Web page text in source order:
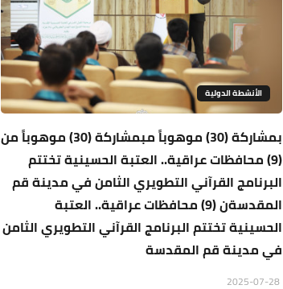
الأنشطة الدولية
بمشاركة (30) موهوباً مبمشاركة (30) موهوباً من
(9) محافظات عراقية.. العتبة الحسينية تختتم
البرنامج القرآني التطويري الثامن في مدينة قم
المقدسةن (9) محافظات عراقية.. العتبة
الحسينية تختتم البرنامج القرآني التطويري الثامن
في مدينة قم المقدسة